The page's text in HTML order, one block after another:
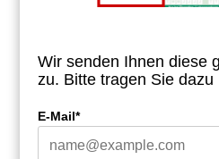
Wir senden Ihnen diese
zu. Bitte tragen Sie
E-Mail*